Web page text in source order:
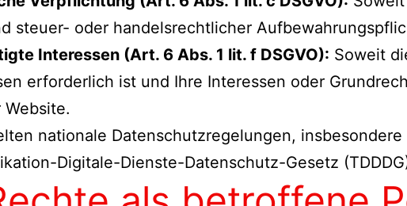
steuer- oder handelsrechtlicher
Interessen (Art. 6 Abs. 1 lit. f DSGVO): Soweit
erforderlich ist und Ihre Interessen oder
Website.
nationale Datenschutzregelungen,
Digitale-Dienste-Datenschutz-Gesetz